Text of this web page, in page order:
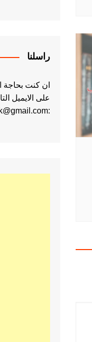
راسلنا
ان كنت بحاجة
على الايميل
:maktabatiiebook@gmail.com